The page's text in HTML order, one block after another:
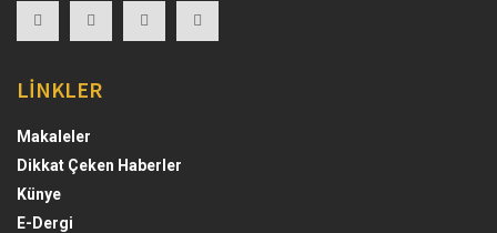
LİNKLER
Makaleler
Dikkat Çeken Haberler
Künye
E-Dergi